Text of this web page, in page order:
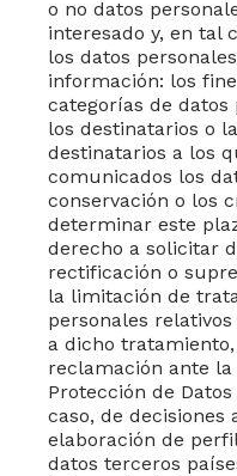
o no datos
interesado y, en tal
los datos
información: los
categorías de datos
los destinatarios o
destinatarios a los
comunicados los
conservación o los
determinar este
derecho a solicitar
rectificación o
la limitación de
personales
a dicho
reclamación ante la
Protección de
caso, de
elaboración de
datos terceros